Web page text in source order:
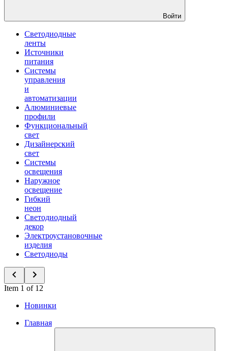
Войти
Светодиодные
ленты
Источники
питания
Системы
управления
и
автоматизации
Алюминиевые
профили
Функциональный
свет
Дизайнерский
свет
Системы
освещения
Наружное
освещение
Гибкий
неон
Светодиодный
декор
Электроустановочные
изделия
Светодиоды
Item 1 of 12
Новинки
Главная